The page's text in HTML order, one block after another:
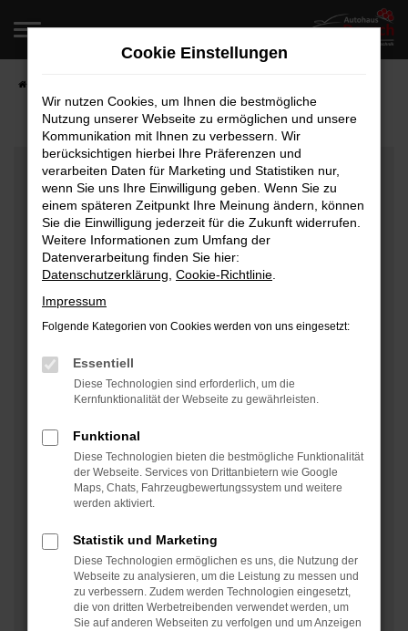
Zum
springen
Fehler: Network Error
Beim Laden ist ein Fehler aufgetreten.
Hier sind ein paar Tipps, die dir helfen können:
Überprüfe deine Firewall und deine
Internetverbindung.
Laden andere Webseiten, zum Beispiel deine
Manche Erweiterungen, wie Werbeblocker, können
das Laden bestimmter Seiten verhindern.
Funktioniert die Seite in einem anderen Browser
Starte dein Gerät neu.
Das kann manchmal helfen, vorübergehende
Probleme zu beheben.
Betriebssystem auf dem neuesten Stand sind.
Veraltete Software birgt nicht nur ein
Sicherheitsrisiko, sondern kann auch dazu führen,
dass bestimmte Funktionen nicht mehr unterstützt
werden.
Cookie Einstellungen
Wir nutzen Cookies, um Ihnen die bestmögliche
Nutzung unserer Webseite zu ermöglichen und unsere
Kommunikation mit Ihnen zu verbessern. Wir
berücksichtigen hierbei Ihre Präferenzen und
verarbeiten Daten für Marketing und Statistiken nur,
wenn Sie uns Ihre Einwilligung geben. Wenn Sie zu
einem späteren Zeitpunkt Ihre Meinung ändern, können
Sie die Einwilligung jederzeit für die Zukunft widerrufen.
Weitere Informationen zum Umfang der
Datenverarbeitung finden Sie hier:
Datenschutzerklärung Cookie-Richtlinie
Impressum
Folgende Kategorien von Cookies werden von uns eingesetzt:
Essentiell
Diese Technologien sind erforderlich, um die
Kernfunktionalität der Webseite zu gewährleisten.
Funktional
Diese Technologien bieten die bestmögliche Funktionalität
der Webseite. Services von Drittanbietern wie Google
Maps, Chats, Fahrzeugbewertungssystem und weitere
werden aktiviert.
Statistik und Marketing
Diese Technologien ermöglichen es uns, die Nutzung der
Webseite zu analysieren, um die Leistung zu messen und
zu verbessern. Zudem werden Technologien eingesetzt,
die von dritten Werbetreibenden verwendet werden, um
Sie auf anderen Webseiten zu verfolgen und um Anzeigen